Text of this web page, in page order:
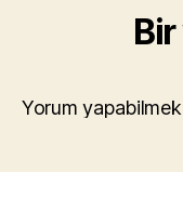
Bir
Yorum